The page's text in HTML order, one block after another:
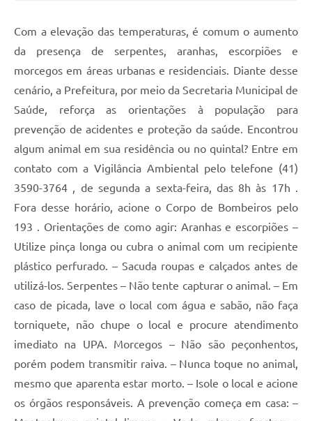
Com a elevação das temperaturas, é comum o aumento
da presença de serpentes, aranhas, escorpiões e
morcegos em áreas urbanas e residenciais. Diante desse
cenário, a Prefeitura, por meio da Secretaria Municipal de
Saúde, reforça as orientações à população para
prevenção de acidentes e proteção da saúde. Encontrou
algum animal em sua residência ou no quintal? Entre em
contato com a Vigilância Ambiental pelo telefone (41)
3590-3764 , de segunda a sexta-feira, das 8h às 17h .
Fora desse horário, acione o Corpo de Bombeiros pelo
193 . Orientações de como agir: Aranhas e escorpiões –
Utilize pinça longa ou cubra o animal com um recipiente
plástico perfurado. – Sacuda roupas e calçados antes de
utilizá-los. Serpentes – Não tente capturar o animal. – Em
caso de picada, lave o local com água e sabão, não faça
torniquete, não chupe o local e procure atendimento
imediato na UPA. Morcegos – Não são peçonhentos,
porém podem transmitir raiva. – Nunca toque no animal,
mesmo que aparenta estar morto. – Isole o local e acione
os órgãos responsáveis. A prevenção começa em casa: –